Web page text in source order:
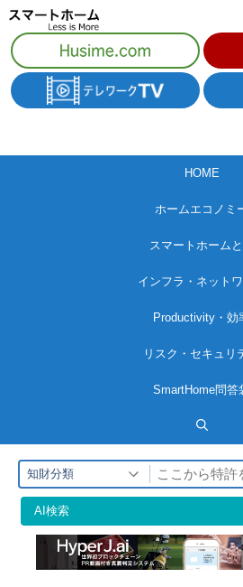
コ
ン
ン
HOME
ホームエコノミ
スマートホーム
インフラ・ネット
Productivity・効
リスク・セキュリ
SmartHome問答
知財分類
AI検索